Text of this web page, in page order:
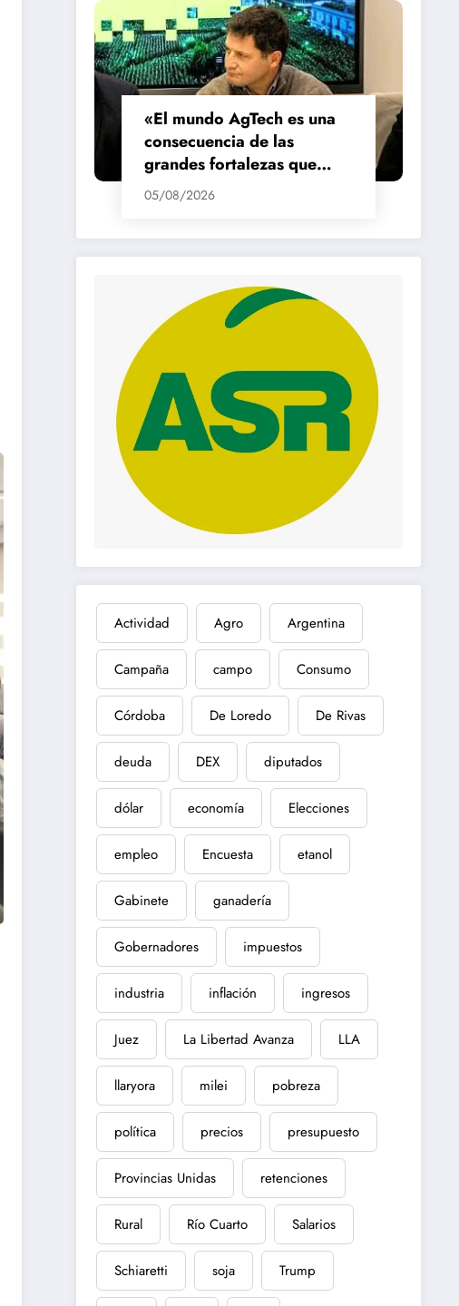
«El mundo AgTech es una
consecuencia de las
grandes fortalezas que
tenemos en la región»
05/08/2026
Actividad Agro Argentina
Campaña campo Consumo
Córdoba De Loredo De Rivas
deuda DEX diputados
dólar economía Elecciones
empleo Encuesta etanol
Gabinete ganadería
Gobernadores impuestos
industria inflación ingresos
Juez La Libertad Avanza LLA
llaryora milei pobreza
política precios presupuesto
Provincias Unidas retenciones
Rural Río Cuarto Salarios
Schiaretti soja Trump